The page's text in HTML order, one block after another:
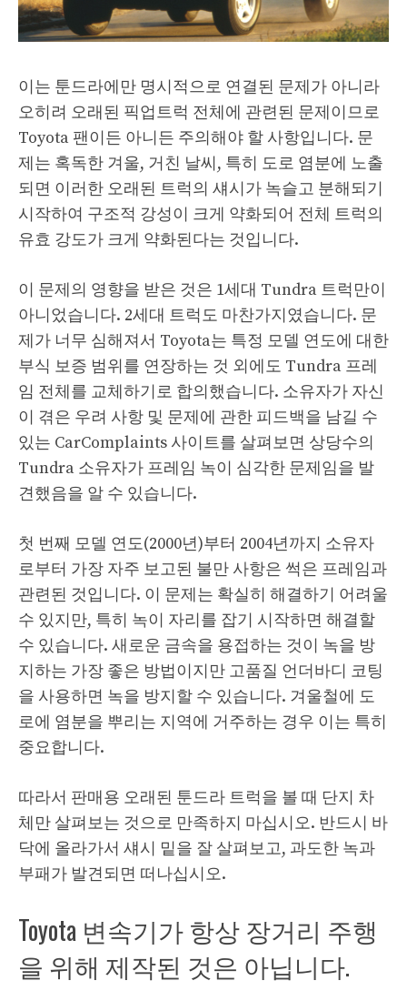
이는 툰드라에만 명시적으로 연결된 문제가 아니라
오히려 오래된 픽업트럭 전체에 관련된 문제이므로
Toyota 팬이든 아니든 주의해야 할 사항입니다. 문
제는 혹독한 겨울, 거친 날씨, 특히 도로 염분에 노출
되면 이러한 오래된 트럭의 섀시가 녹슬고 분해되기
시작하여 구조적 강성이 크게 약화되어 전체 트럭의
유효 강도가 크게 약화된다는 것입니다.
이 문제의 영향을 받은 것은 1세대 Tundra 트럭만이
아니었습니다. 2세대 트럭도 마찬가지였습니다. 문
제가 너무 심해져서 Toyota는 특정 모델 연도에 대한
부식 보증 범위를 연장하는 것 외에도 Tundra 프레
임 전체를 교체하기로 합의했습니다. 소유자가 자신
이 겪은 우려 사항 및 문제에 관한 피드백을 남길 수
있는 CarComplaints 사이트를 살펴보면 상당수의
Tundra 소유자가 프레임 녹이 심각한 문제임을 발
견했음을 알 수 있습니다.
첫 번째 모델 연도(2000년)부터 2004년까지 소유자
로부터 가장 자주 보고된 불만 사항은 썩은 프레임과
관련된 것입니다. 이 문제는 확실히 해결하기 어려울
수 있지만, 특히 녹이 자리를 잡기 시작하면 해결할
수 있습니다. 새로운 금속을 용접하는 것이 녹을 방
지하는 가장 좋은 방법이지만 고품질 언더바디 코팅
을 사용하면 녹을 방지할 수 있습니다. 겨울철에 도
로에 염분을 뿌리는 지역에 거주하는 경우 이는 특히
중요합니다.
따라서 판매용 오래된 툰드라 트럭을 볼 때 단지 차
체만 살펴보는 것으로 만족하지 마십시오. 반드시 바
닥에 올라가서 섀시 밑을 잘 살펴보고, 과도한 녹과 ​​
부패가 발견되면 떠나십시오.
Toyota 변속기가 항상 장거리 주행
을 위해 제작된 것은 아닙니다.